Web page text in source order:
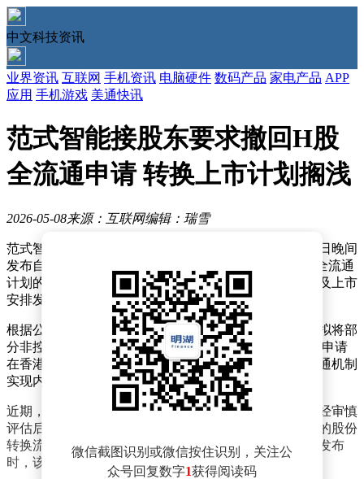
中文科技资讯
业界资讯 互联网 手机资讯 电脑硬件 数码产品 家电产品 APP
应用 手机游戏 美通快讯
范式智能接股东要求撤回H股
全流通申请 转换上市计划搁浅
2026-05-08来源：互联网编辑：瑞雪
范式智能技术集团股份有限公司（股份代号：6682）今日晚间
发布自愿公告，宣布已正式向中国证监会提交撤回H股全流通
计划的申请。这一决定标志着公司此前推进的股份转换及上市
安排发生重大调整。
根据公告披露，该公司曾于2025年11月24日发布计划，拟将部
分非控股股东持有的13,779,177股内资股转换为H股，并申请
在香港联合交易所主板上市。该方案原定通过股份全流通机制
实现内资股与国际资本市场的接轨。
近期，相关参与股东向公司提出撤回申请的明确要求。经审慎
评估后，范式智能决定尊重股东意愿，即日起终止原定的股份
转换流程，并同步向监管部门提交撤销申请。截至公告发布
时，该计划尚未完成任何实质性审批或股份转换操作。
微信截图识别或微信按住识别，关注公
众号回复数字1获得阅读码